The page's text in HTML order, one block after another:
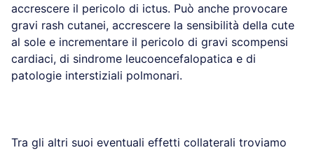
accrescere il pericolo di ictus. Può anche provocare
gravi rash cutanei, accrescere la sensibilità della cute
al sole e incrementare il pericolo di gravi scompensi
cardiaci, di sindrome leucoencefalopatica e di
patologie interstiziali polmonari.
Tra gli altri suoi eventuali effetti collaterali troviamo